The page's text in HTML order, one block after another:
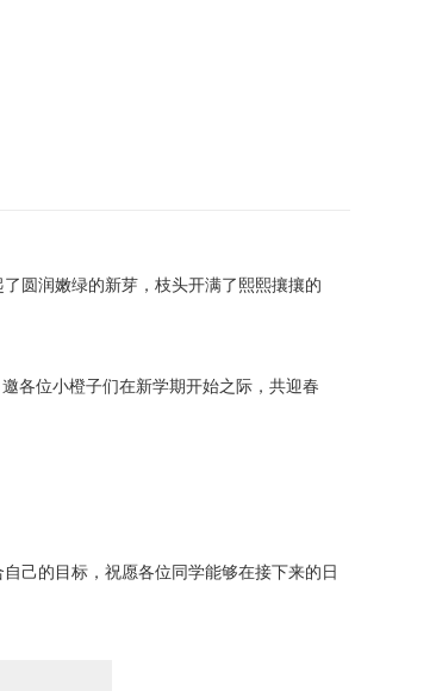
圆润嫩绿的新芽，枝头开满了熙熙攘攘的
各位小橙子们在新学期开始之际，共迎春
己的目标，祝愿各位同学能够在接下来的日